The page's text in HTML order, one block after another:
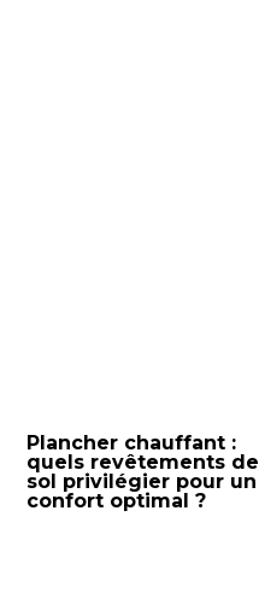
Plancher chauffant :
quels revêtements de
sol privilégier pour un
confort optimal ?